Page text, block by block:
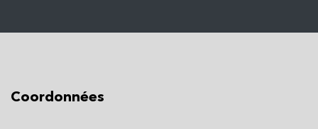
Coordonnées